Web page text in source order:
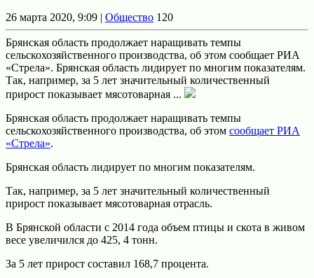
26 марта 2020, 9:09 | Общество 120
Брянская область продолжает наращивать темпы
сельскохозяйственного производства, об этом сообщает РИА
«Стрела». Брянская область лидирует по многим показателям.
Так, например, за 5 лет значительный количественный
прирост показывает мясотоварная ...
Брянская область продолжает наращивать темпы
сельскохозяйственного производства, об этом сообщает РИА
«Стрела».
Брянская область лидирует по многим показателям.
Так, например, за 5 лет значительный количественный
прирост показывает мясотоварная отрасль.
В Брянской области с 2014 года объем птицы и скота в живом
весе увеличился до 425, 4 тонн.
За 5 лет прирост составил 168,7 процента.